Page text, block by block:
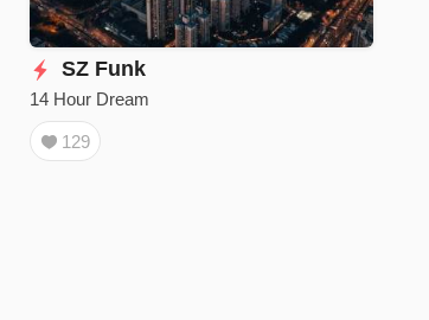
SZ Funk
14 Hour Dream
129